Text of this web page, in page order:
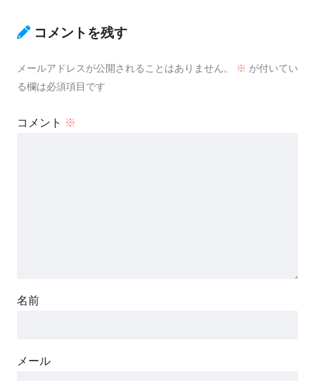
コメントを残す
メールアドレスが公開されることはありません。 ※ が付いてい
る欄は必須項目です
コメント ※
名前
メール